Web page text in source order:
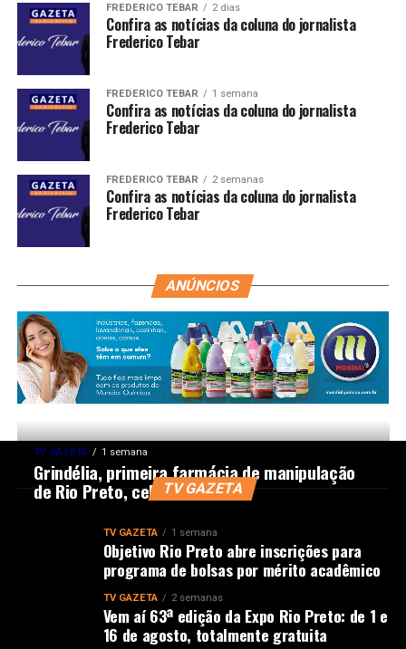
FREDERICO TEBAR 2 dias
Confira as notícias da coluna do jornalista
Frederico Tebar
FREDERICO TEBAR 1 semana
Confira as notícias da coluna do jornalista
Frederico Tebar
FREDERICO TEBAR 2 semanas
Confira as notícias da coluna do jornalista
Frederico Tebar
ANÚNCIOS
TV GAZETA
TV GAZETA 1 semana
Grindélia, primeira farmácia de manipulação
de Rio Preto, celebra 45 anos
TV GAZETA 1 semana
Objetivo Rio Preto abre inscrições para
programa de bolsas por mérito acadêmico
TV GAZETA 2 semanas
Vem aí 63ª edição da Expo Rio Preto: de 1 e
16 de agosto, totalmente gratuita